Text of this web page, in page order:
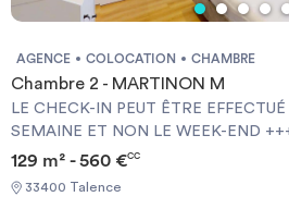
AGENCE COLOCATION CHAMBRE
Chambre 2 - MARTINON M
LE CHECK-IN PEUT ÊTRE
SEMAINE ET NON LE WEEK-END +++Vous devez fournir une
Garantie Visale obligatoirement et une
[ENG] CHECK-IN CAN ONLY BE DONE ON WEEKDAYS AND
NOT AT WEEKENDS +++You must provide a Visale Guarantee
129 m² - 560 €CC
33400 Talence